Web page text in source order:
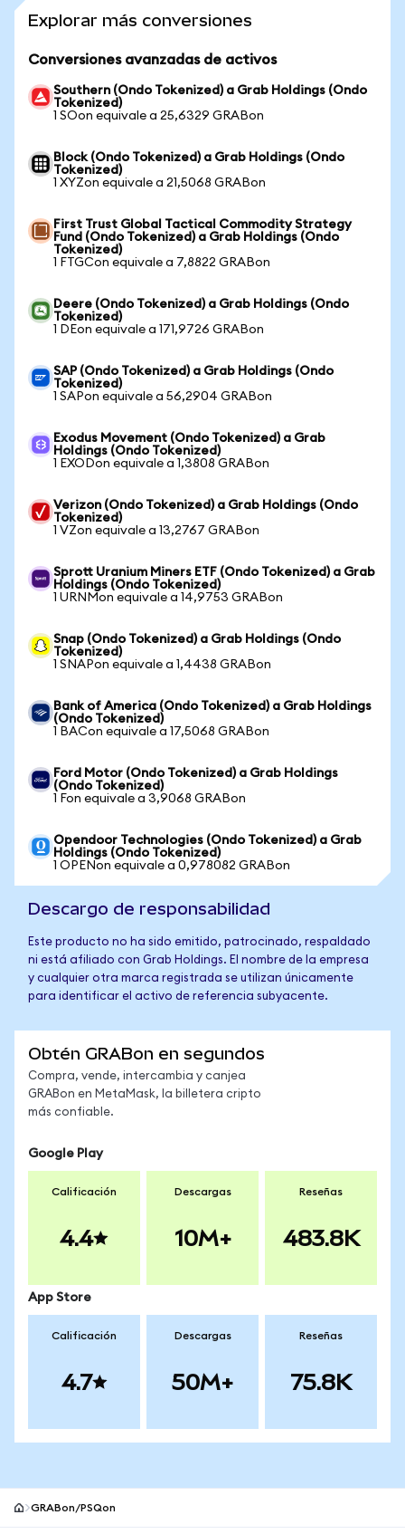
Explorar más conversiones
Conversiones avanzadas de activos
Southern (Ondo Tokenized) a Grab Holdings (Ondo
Tokenized)
1 SOon equivale a 25,6329 GRABon
Block (Ondo Tokenized) a Grab Holdings (Ondo
Tokenized)
1 XYZon equivale a 21,5068 GRABon
First Trust Global Tactical Commodity Strategy
Fund (Ondo Tokenized) a Grab Holdings (Ondo
Tokenized)
1 FTGCon equivale a 7,8822 GRABon
Deere (Ondo Tokenized) a Grab Holdings (Ondo
Tokenized)
1 DEon equivale a 171,9726 GRABon
SAP (Ondo Tokenized) a Grab Holdings (Ondo
Tokenized)
1 SAPon equivale a 56,2904 GRABon
Exodus Movement (Ondo Tokenized) a Grab
Holdings (Ondo Tokenized)
1 EXODon equivale a 1,3808 GRABon
Verizon (Ondo Tokenized) a Grab Holdings (Ondo
Tokenized)
1 VZon equivale a 13,2767 GRABon
Sprott Uranium Miners ETF (Ondo Tokenized) a Grab
Holdings (Ondo Tokenized)
1 URNMon equivale a 14,9753 GRABon
Snap (Ondo Tokenized) a Grab Holdings (Ondo
Tokenized)
1 SNAPon equivale a 1,4438 GRABon
Bank of America (Ondo Tokenized) a Grab Holdings
(Ondo Tokenized)
1 BACon equivale a 17,5068 GRABon
Ford Motor (Ondo Tokenized) a Grab Holdings
(Ondo Tokenized)
1 Fon equivale a 3,9068 GRABon
Opendoor Technologies (Ondo Tokenized) a Grab
Holdings (Ondo Tokenized)
1 OPENon equivale a 0,978082 GRABon
Descargo de responsabilidad
Este producto no ha sido emitido, patrocinado, respaldado
ni está afiliado con Grab Holdings. El nombre de la empresa
y cualquier otra marca registrada se utilizan únicamente
para identificar el activo de referencia subyacente.
Obtén GRABon en segundos
Compra, vende, intercambia y canjea
GRABon en MetaMask, la billetera cripto
más confiable.
Google Play
Calificación
4.4
Descargas
10M+
Reseñas
483.8K
App Store
Calificación
4.7
Descargas
50M+
Reseñas
75.8K
GRABon/PSQon